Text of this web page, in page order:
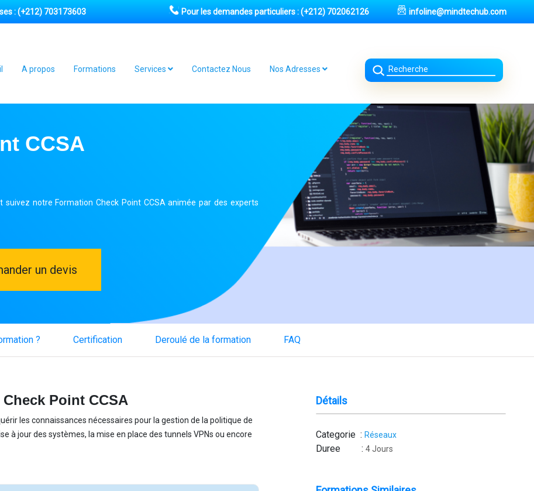
:(+212) 703173603 Pour les demandes particuliers :(+212) 702062126 infoline@mindtechub.com
A propos Formations Services Contactez Nous Nos Adresses
CCSA
notre Formation Check Point CCSA animée par des experts
un devis
? Certification Deroulé de la formation FAQ
Point CCSA
les connaissances nécessaires pour la gestion de la politique de
à jour des systèmes, la mise en place des tunnels VPNs ou encore
Détails
Categorie : Réseaux
Duree : 4 Jours